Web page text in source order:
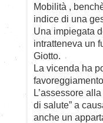
Mobilità ,
indice di una
Una impiegata
intratteneva un
Giotto.
La vicenda ha
L’assessore
di salute” a
anche un